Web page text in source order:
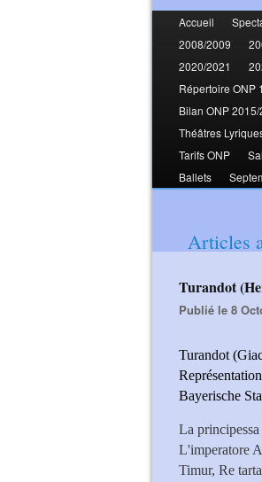
Accueil
2008/2009
2020/2021
Répertoire ONP
Bilan ONP 2015/
Théâtres
Tarifs ONP
Ballets
Articles
Turandot
Publié le 8
Turandot
Bayerische
La
L'imperatore
Timur, Re